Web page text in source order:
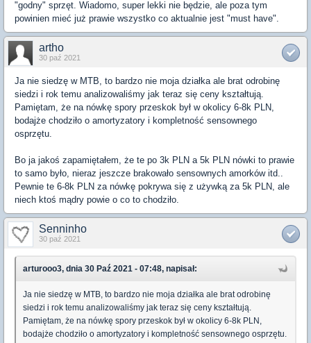
"godny" sprzęt. Wiadomo, super lekki nie będzie, ale poza tym
powinien mieć już prawie wszystko co aktualnie jest "must have".
artho
30 paź 2021
Ja nie siedzę w MTB, to bardzo nie moja działka ale brat odrobinę
siedzi i rok temu analizowaliśmy jak teraz się ceny kształtują.
Pamiętam, że na nówkę spory przeskok był w okolicy 6-8k PLN,
bodajże chodziło o amortyzatory i kompletność sensownego
osprzętu.
Bo ja jakoś zapamiętałem, że te po 3k PLN a 5k PLN nówki to prawie
to samo było, nieraz jeszcze brakowało sensownych amorków itd..
Pewnie te 6-8k PLN za nówkę pokrywa się z używką za 5k PLN, ale
niech ktoś mądry powie o co to chodziło.
Senninho
30 paź 2021
arturooo3, dnia 30 Paź 2021 - 07:48, napisał:
Ja nie siedzę w MTB, to bardzo nie moja działka ale brat odrobinę
siedzi i rok temu analizowaliśmy jak teraz się ceny kształtują.
Pamiętam, że na nówkę spory przeskok był w okolicy 6-8k PLN,
bodajże chodziło o amortyzatory i kompletność sensownego osprzętu.